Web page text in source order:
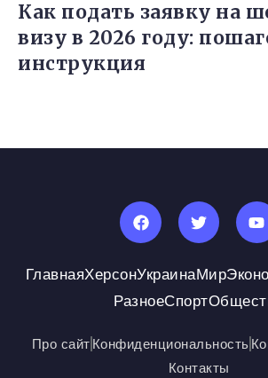
Как подать заявку на
визу в 2026 году:
инструкция
ГлавнаяХерсонУкраинаМир
РазноеСпорт
Про сайтКонфиденциональность
Контакты